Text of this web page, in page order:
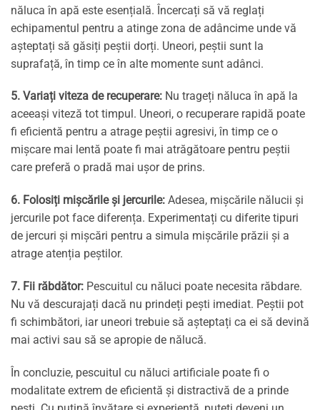
năluca în apă este esențială. Încercați să vă reglați
echipamentul pentru a atinge zona de adâncime unde vă
așteptați să găsiți peștii dorți. Uneori, peștii sunt la
suprafață, în timp ce în alte momente sunt adânci.
5. Variați viteza de recuperare: Nu trageți năluca în apă la
aceeași viteză tot timpul. Uneori, o recuperare rapidă poate
fi eficientă pentru a atrage peștii agresivi, în timp ce o
mișcare mai lentă poate fi mai atrăgătoare pentru peștii
care preferă o pradă mai ușor de prins.
6. Folosiți mișcările și jercurile: Adesea, mișcările nălucii și
jercurile pot face diferența. Experimentați cu diferite tipuri
de jercuri și mișcări pentru a simula mișcările prăzii și a
atrage atenția peștilor.
7. Fii răbdător: Pescuitul cu năluci poate necesita răbdare.
Nu vă descurajați dacă nu prindeți pești imediat. Peștii pot
fi schimbători, iar uneori trebuie să așteptați ca ei să devină
mai activi sau să se apropie de nălucă.
În concluzie, pescuitul cu năluci artificiale poate fi o
modalitate extrem de eficientă și distractivă de a prinde